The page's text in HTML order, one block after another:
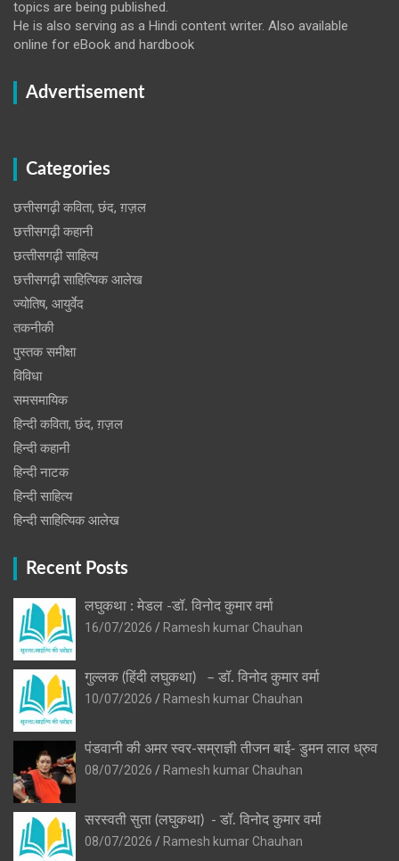
topics are being published.
He is also serving as a Hindi content writer. Also available
online for eBook and hardbook
Advertisement
Categories
छत्तीसगढ़ी कविता, छंद, ग़ज़ल
छत्तीसगढ़ी कहानी
छत्‍तीसगढ़ी साहित्‍य
छत्तीसगढ़ी साहित्यिक आलेख
ज्योतिष, आयुर्वेद
तकनीकी
पुस्‍तक समीक्षा
विविधा
समसमायिक
हिन्दी कविता, छंद, ग़ज़ल
हिन्दी कहानी
हिन्‍दी नाटक
हिन्दी साहित्य
हिन्दी साहित्यिक आलेख
Recent Posts
लघुकथा : मेडल -डॉ. विनोद कुमार वर्मा
16/07/2026
Ramesh kumar Chauhan
गुल्लक (हिंदी लघुकथा) – डॉ. विनोद कुमार वर्मा
10/07/2026
Ramesh kumar Chauhan
पंडवानी की अमर स्वर-सम्राज्ञी तीजन बाई- डुमन लाल ध्रुव
08/07/2026
Ramesh kumar Chauhan
सरस्वती सुता (लघुकथा) ​- डॉ. विनोद कुमार वर्मा
08/07/2026
Ramesh kumar Chauhan